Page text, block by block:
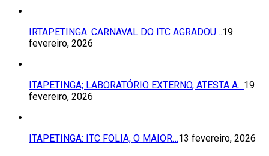
IRTAPETINGA: CARNAVAL DO ITC AGRADOU…19
fevereiro, 2026
ITAPETINGA; LABORATÓRIO EXTERNO, ATESTA A…19
fevereiro, 2026
ITAPETINGA: ITC FOLIA, O MAIOR…13 fevereiro, 2026